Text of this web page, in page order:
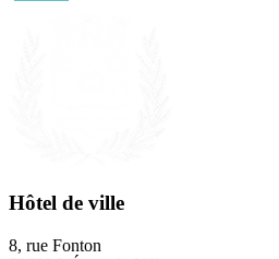
Hôtel de ville
8, rue Fonton